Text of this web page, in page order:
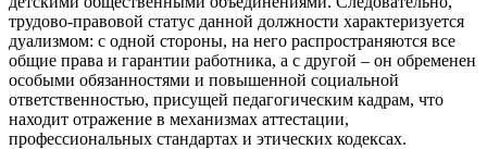
трудово-правовой статус данной должности характеризуется
дуализмом: с одной стороны, на него распространяются все
общие права и гарантии работника, а с другой – он обременен
особыми обязанностями и повышенной социальной
ответственностью, присущей педагогическим кадрам, что
находит отражение в механизмах аттестации,
профессиональных стандартах и этических кодексах.